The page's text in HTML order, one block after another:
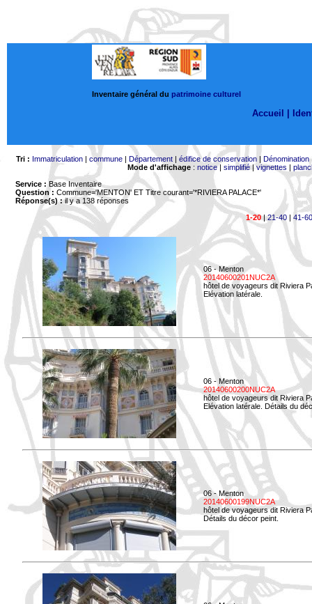
Inventaire général du patrimoine culturel
Accueil |
Tri : Immatriculation| commune| Département| édifice de conservation| Dénomination
Mode d'affichage: notice| simplifié|vignettes |
Service : Base Inventaire
Question : Commune='MENTON' ET Titre courant='*RIVIERA PALACE*'
Réponse(s) :il y a 138 réponses
1-20|21-40 | 41-60
06 - Menton
20140600201NUC2A
hôtel de voyageurs dit Riviera
Elévation latérale.
06 - Menton
20140600200NUC2A
hôtel de voyageurs dit Riviera
Elévation latérale. Détails du
06 - Menton
20140600199NUC2A
hôtel de voyageurs dit Riviera
Détails du décor peint.